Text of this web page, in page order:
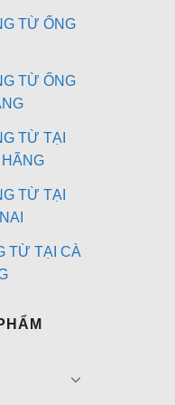
TỪ ỐNG
TỪ ỐNG
TỪ TẠI
TỪ TẠI
TỪ TẠI CÀ